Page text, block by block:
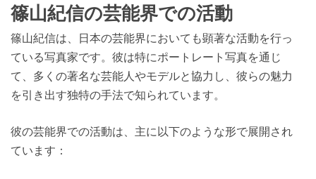
篠山紀信の芸能界での活動
篠山紀信は、日本の芸能界においても顕著な活動を行っ
ている写真家です。彼は特にポートレート写真を通じ
て、多くの著名な芸能人やモデルと協力し、彼らの魅力
を引き出す独特の手法で知られています。
彼の芸能界での活動は、主に以下のような形で展開され
ています：